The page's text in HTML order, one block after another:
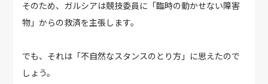
そのため、ガルシアは競技委員に「臨時の動かせない障害
物」からの救済を主張します。
でも、それは「不自然なスタンスのとり方」に思えたので
しょう。